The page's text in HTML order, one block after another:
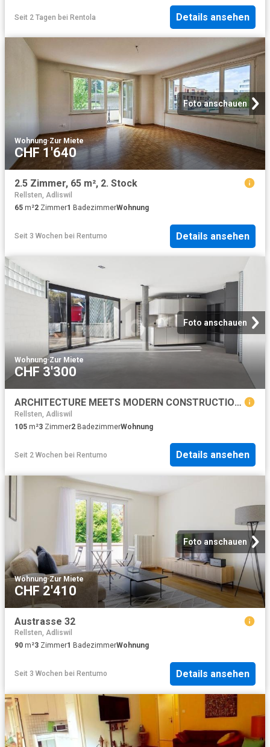
Seit 2 Tagen bei Rentola Details ansehen
Foto anschauen
Wohnung·Zur Miete
CHF 1'640
2.5 Zimmer, 65 m², 2. Stock
Rellsten, Adliswil
65 m²2 Zimmer1 BadezimmerWohnung
Seit 3 Wochen bei Rentumo Details ansehen
Foto anschauen
Wohnung·Zur Miete
CHF 3'300
ARCHITECTURE MEETS MODERN CONSTRUCTION TECHNOLOGY
Rellsten, Adliswil
105 m²3 Zimmer2 BadezimmerWohnung
Seit 2 Wochen bei Rentumo Details ansehen
Foto anschauen
Wohnung·Zur Miete
CHF 2'410
Austrasse 32
Rellsten, Adliswil
90 m²3 Zimmer1 BadezimmerWohnung
Seit 3 Wochen bei Rentumo Details ansehen